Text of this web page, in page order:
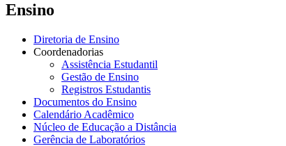
Ensino
Diretoria de Ensino
Coordenadorias
Assistência Estudantil
Gestão de Ensino
Registros Estudantis
Documentos do Ensino
Calendário Acadêmico
Núcleo de Educação a Distância
Gerência de Laboratórios